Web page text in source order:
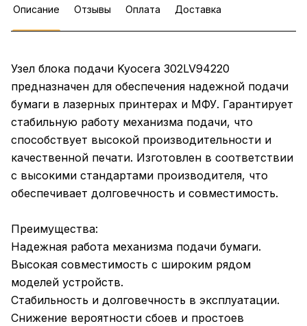
Описание Отзывы Оплата Доставка
Узел блока подачи Kyocera 302LV94220
предназначен для обеспечения надежной подачи
бумаги в лазерных принтерах и МФУ. Гарантирует
стабильную работу механизма подачи, что
способствует высокой производительности и
качественной печати. Изготовлен в соответствии
с высокими стандартами производителя, что
обеспечивает долговечность и совместимость.
Преимущества:
Надежная работа механизма подачи бумаги.
Высокая совместимость с широким рядом
моделей устройств.
Стабильность и долговечность в эксплуатации.
Снижение вероятности сбоев и простоев